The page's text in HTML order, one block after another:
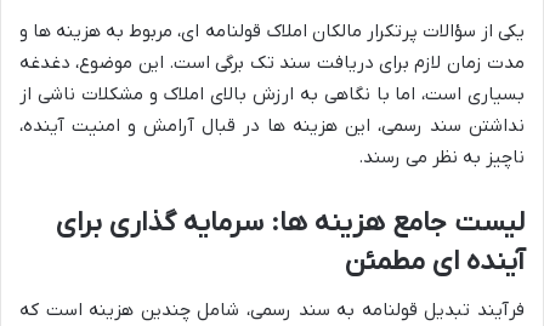
یکی از سؤالات پرتکرار مالکان املاک قولنامه ای، مربوط به هزینه ها و
مدت زمان لازم برای دریافت سند تک برگی است. این موضوع، دغدغه
بسیاری است، اما با نگاهی به ارزش بالای املاک و مشکلات ناشی از
نداشتن سند رسمی، این هزینه ها در قبال آرامش و امنیت آینده،
ناچیز به نظر می رسند.
لیست جامع هزینه ها: سرمایه گذاری برای
آینده ای مطمئن
فرآیند تبدیل قولنامه به سند رسمی، شامل چندین هزینه است که